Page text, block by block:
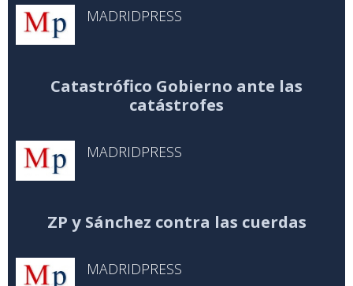
MADRIDPRESS
Catastrófico Gobierno ante las
catástrofes
MADRIDPRESS
ZP y Sánchez contra las cuerdas
MADRIDPRESS